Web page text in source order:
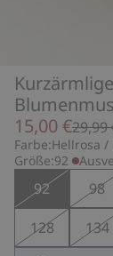
15,00 €29,99
Farbe:Hellrosa
Größe:92
92 98
128
134